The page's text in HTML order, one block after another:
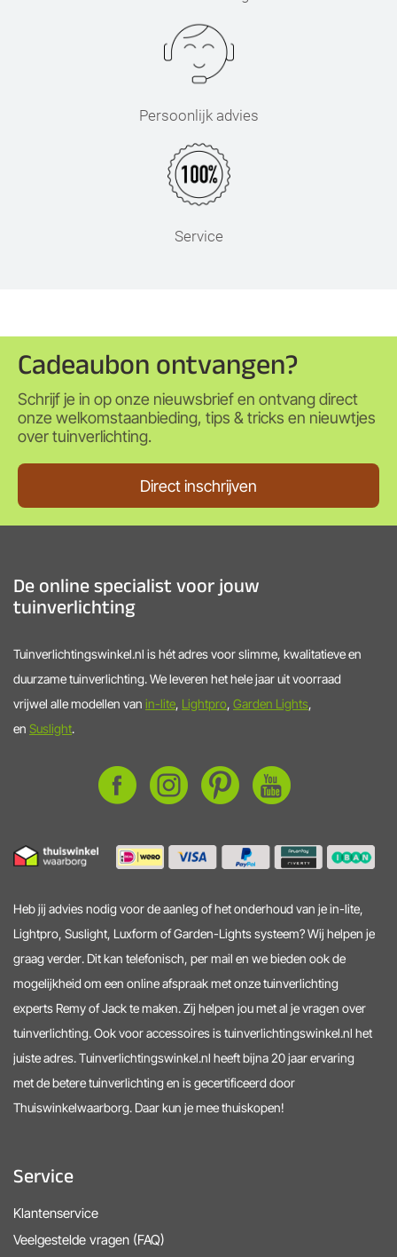
Persoonlijk advies
Service
Cadeaubon ontvangen?
Schrijf je in op onze nieuwsbrief en ontvang direct
onze welkomstaanbieding, tips & tricks en nieuwtjes
over tuinverlichting.
Direct inschrijven
De online specialist voor jouw
tuinverlichting
Tuinverlichtingswinkel.nl is hét adres voor slimme, kwalitatieve en
duurzame tuinverlichting. We leveren het hele jaar uit voorraad
vrijwel alle modellen van in-lite, Lightpro, Garden Lights,
en Suslight.
Heb jij advies nodig voor de aanleg of het onderhoud van je in-lite,
Lightpro, Suslight, Luxform of Garden-Lights systeem? Wij helpen je
graag verder. Dit kan telefonisch, per mail en we bieden ook de
mogelijkheid om een online afspraak met onze tuinverlichting
experts Remy of Jack te maken. Zij helpen jou met al je vragen over
tuinverlichting. Ook voor accessoires is tuinverlichtingswinkel.nl het
juiste adres. Tuinverlichtingswinkel.nl heeft bijna 20 jaar ervaring
met de betere tuinverlichting en is gecertificeerd door
Thuiswinkelwaarborg. Daar kun je mee thuiskopen!
Service
Klantenservice
Veelgestelde vragen (FAQ)